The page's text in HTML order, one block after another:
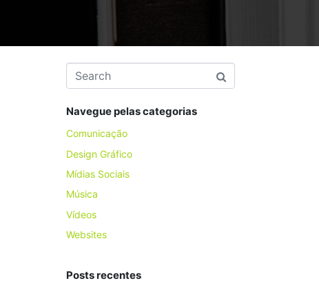
Navegue pelas categorias
Comunicação
Design Gráfico
Mídias Sociais
Música
Vídeos
Websites
Posts recentes